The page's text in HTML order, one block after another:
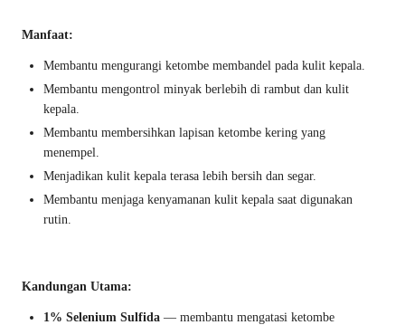
Manfaat:
Membantu mengurangi ketombe membandel pada kulit kepala.
Membantu mengontrol minyak berlebih di rambut dan kulit
kepala.
Membantu membersihkan lapisan ketombe kering yang
menempel.
Menjadikan kulit kepala terasa lebih bersih dan segar.
Membantu menjaga kenyamanan kulit kepala saat digunakan
rutin.
Kandungan Utama:
1% Selenium Sulfida — membantu mengatasi ketombe